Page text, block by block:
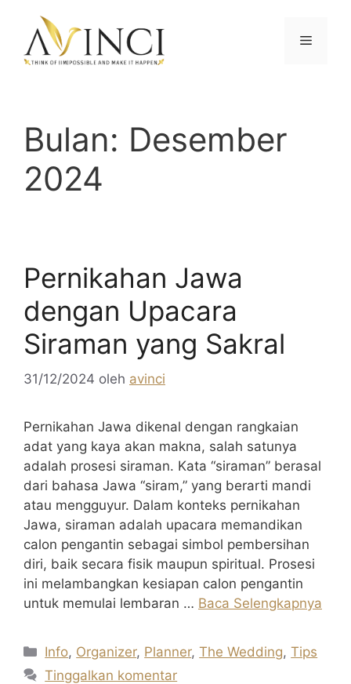
Menu
Bulan: Desember
2024
Pernikahan Jawa
dengan Upacara
Siraman yang Sakral
31/12/2024 oleh avinci
Pernikahan Jawa dikenal dengan rangkaian
adat yang kaya akan makna, salah satunya
adalah prosesi siraman. Kata “siraman” berasal
dari bahasa Jawa “siram,” yang berarti mandi
atau mengguyur. Dalam konteks pernikahan
Jawa, siraman adalah upacara memandikan
calon pengantin sebagai simbol pembersihan
diri, baik secara fisik maupun spiritual. Prosesi
ini melambangkan kesiapan calon pengantin
untuk memulai lembaran … Baca Selengkapnya
Kategori
Info, Organizer, Planner,The Wedding,Tips
Tinggalkan komentar